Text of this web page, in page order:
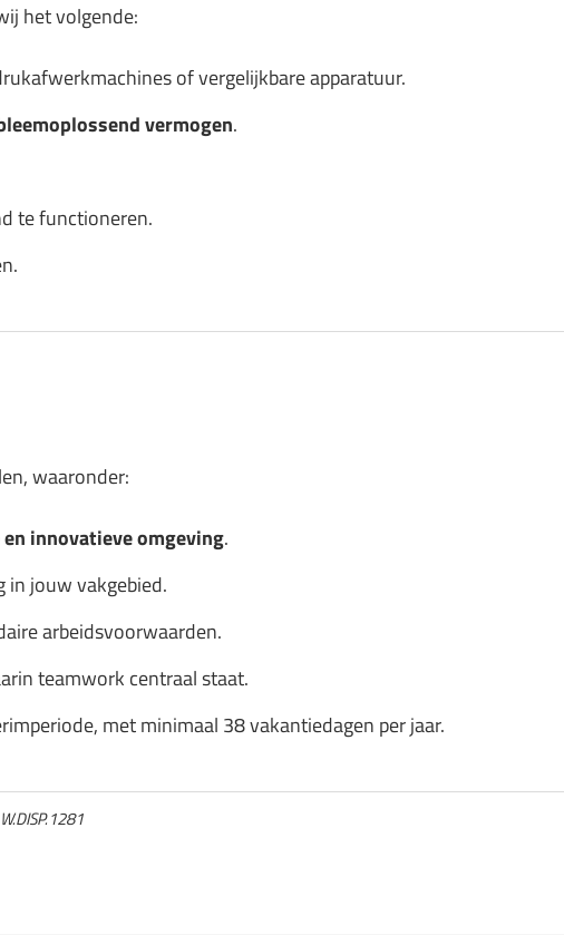
het volgende:
of vergelijkbare apparatuur.
vermogen.
te functioneren.
waaronder:
innovatieve omgeving.
jouw vakgebied.
arbeidsvoorwaarden.
teamwork centraal staat.
met minimaal 38 vakantiedagen per jaar.